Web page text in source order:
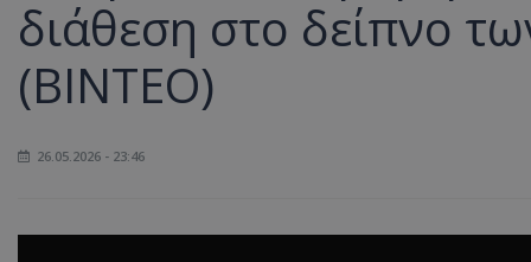
διάθεση στο δείπνο
(ΒΙΝΤΕΟ)
26.05.2026 - 23:46